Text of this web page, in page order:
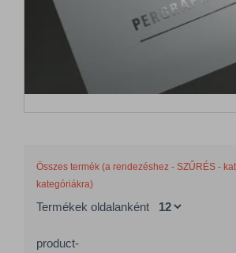
Összes termék (a rendezéshez - SZŰRÉS -
kategóriákra)
Termékek oldalanként
product-